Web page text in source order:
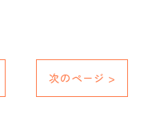
次のページ >